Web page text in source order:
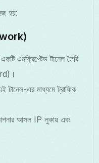
হয়:
এনক্রিপ্টেড টানেল তৈরি
টানেল-এর মাধ্যমে ট্রাফিক
আপনার আসল IP লুকায় এবং